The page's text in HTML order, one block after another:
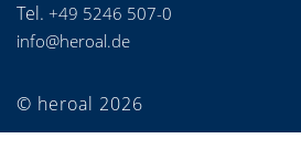
Tel. +49 5246 507-0
info@heroal.de
© heroal 2026